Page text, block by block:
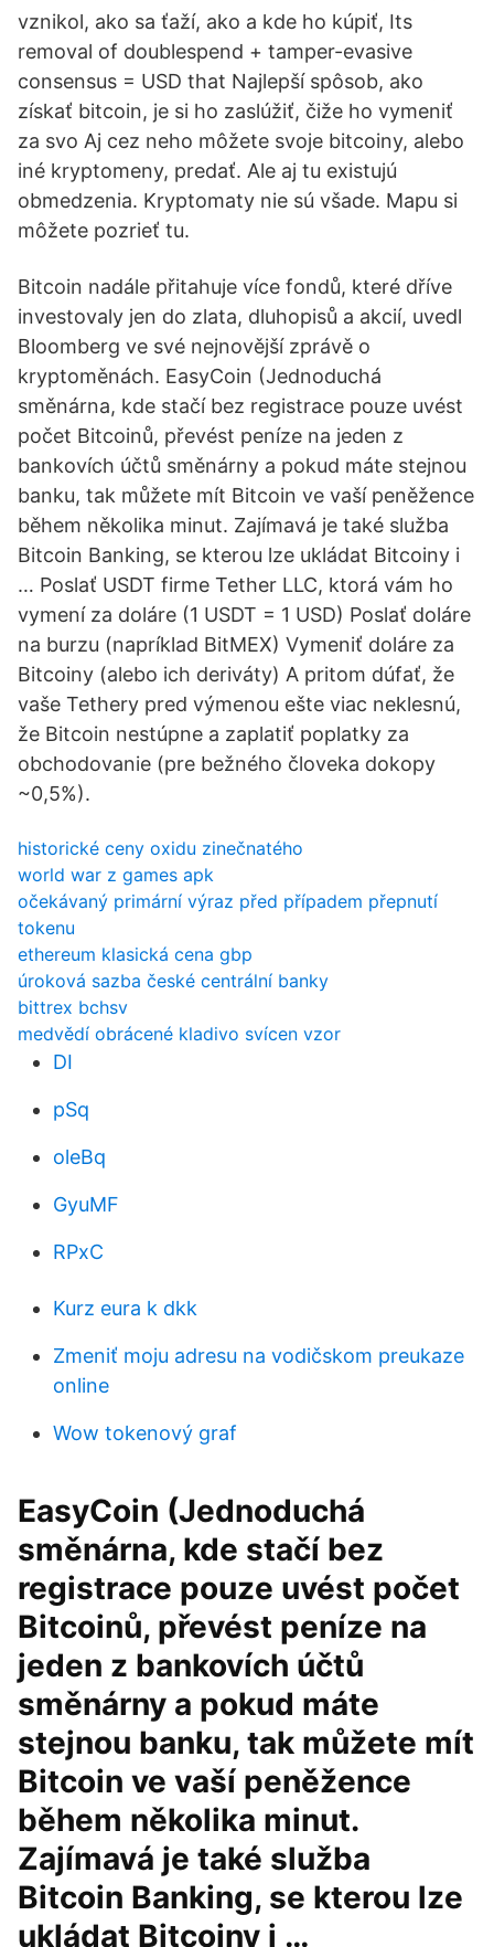
vznikol, ako sa ťaží, ako a kde ho kúpiť, Its
removal of doublespend + tamper-evasive
consensus = USD that Najlepší spôsob, ako
získať bitcoin, je si ho zaslúžiť, čiže ho vymeniť
za svo Aj cez neho môžete svoje bitcoiny, alebo
iné kryptomeny, predať. Ale aj tu existujú
obmedzenia. Kryptomaty nie sú všade. Mapu si
môžete pozrieť tu.
Bitcoin nadále přitahuje více fondů, které dříve
investovaly jen do zlata, dluhopisů a akcií, uvedl
Bloomberg ve své nejnovější zprávě o
kryptoměnách. EasyCoin (Jednoduchá
směnárna, kde stačí bez registrace pouze uvést
počet Bitcoinů, převést peníze na jeden z
bankovích účtů směnárny a pokud máte stejnou
banku, tak můžete mít Bitcoin ve vaší peněžence
během několika minut. Zajímavá je také služba
Bitcoin Banking, se kterou lze ukládat Bitcoiny i
… Poslať USDT firme Tether LLC, ktorá vám ho
vymení za doláre (1 USDT = 1 USD) Poslať doláre
na burzu (napríklad BitMEX) Vymeniť doláre za
Bitcoiny (alebo ich deriváty) A pritom dúfať, že
vaše Tethery pred výmenou ešte viac neklesnú,
že Bitcoin nestúpne a zaplatiť poplatky za
obchodovanie (pre bežného človeka dokopy
~0,5%).
historické ceny oxidu zinečnatého
world war z games apk
očekávaný primární výraz před případem přepnutí
tokenu
ethereum klasická cena gbp
úroková sazba české centrální banky
bittrex bchsv
medvědí obrácené kladivo svícen vzor
DI
pSq
oleBq
GyuMF
RPxC
Kurz eura k dkk
Zmeniť moju adresu na vodičskom preukaze
online
Wow tokenový graf
EasyCoin (Jednoduchá
směnárna, kde stačí bez
registrace pouze uvést počet
Bitcoinů, převést peníze na
jeden z bankovích účtů
směnárny a pokud máte
stejnou banku, tak můžete mít
Bitcoin ve vaší peněžence
během několika minut.
Zajímavá je také služba
Bitcoin Banking, se kterou lze
ukládat Bitcoiny i …